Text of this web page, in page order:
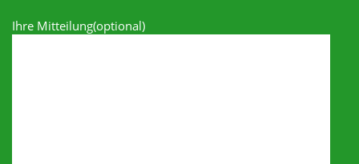
Ihre Mitteilung(optional)